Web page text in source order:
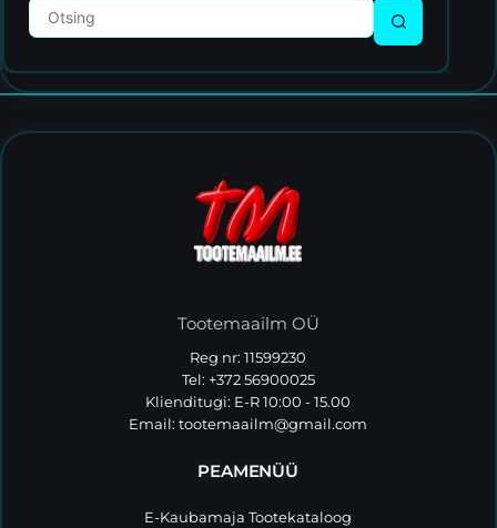
Tootemaailm OÜ
Reg nr: 11599230
Tel: +372 56900025
Klienditugi: E-R 10:00 - 15.00
Email:tootemaailm@gmail.com
PEAMENÜÜ
E-Kaubamaja Tootekataloog